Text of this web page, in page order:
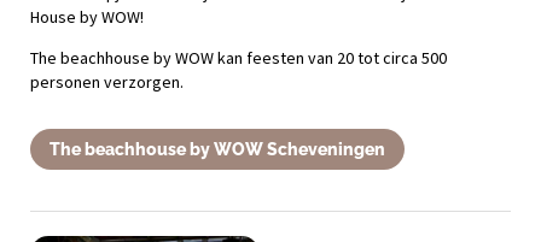
House by WOW!
The beachhouse by WOW kan feesten van 20 tot circa 500
personen verzorgen.
The beachhouse by WOW Scheveningen